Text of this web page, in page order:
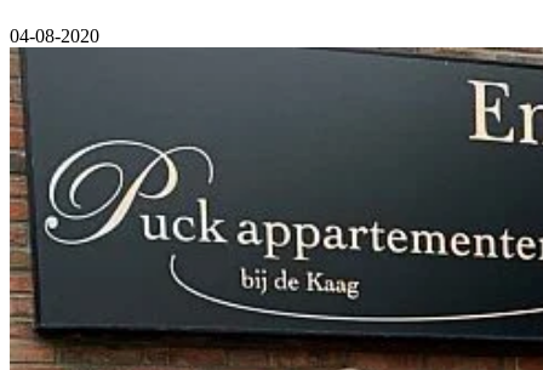
04-08-2020